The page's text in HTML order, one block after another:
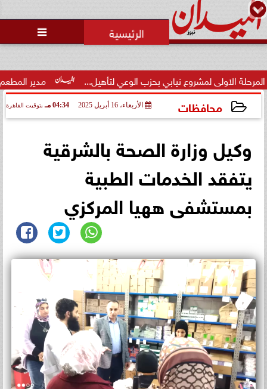

مدير المطعم عن واقعة منع سيدة نيابي بحزب الوعي لتأهيل...
محافظات الأربعاء، 16 أبريل 2025 04:34 مـ بتوقيت القاهرة
وكيل وزارة الصحة بالشرقية
يتفقد الخدمات الطبية
بمستشفى ههيا المركزي
ضبط 25 زجاجة «ويسكي» مهربة
داخل مطعم شهير بـ«نيو جيزة»..